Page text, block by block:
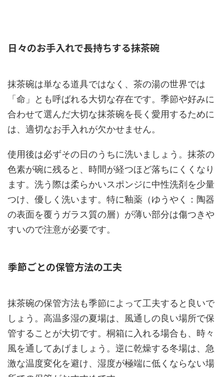
日々のお手入れで長持ちする抹茶碗
抹茶碗は単なる道具ではなく、茶の湯の世界では
「命」とも呼ばれる大切な存在です。季節や好みに
合わせて選んだ大切な抹茶碗を長く愛用するために
は、適切なお手入れが欠かせません。
使用後は必ずその日のうちに洗いましょう。抹茶の
色素が碗に残ると、時間が経つほど落ちにくくなり
ます。洗う際は柔らかいスポンジに中性洗剤を少量
つけ、優しく洗います。特に釉薬（ゆうやく：陶器
の表面を覆うガラス質の層）が薄い部分は傷つきや
すいので注意が必要です。
季節ごとの保管方法の工夫
抹茶碗の保管方法も季節によって工夫すると良いで
しょう。高温多湿の夏場は、風通しの良い場所で保
管することが大切です。桐箱に入れる場合も、時々
風を通してあげましょう。逆に乾燥する冬場は、急
激な温度変化を避け、湿度が極端に低くならない場